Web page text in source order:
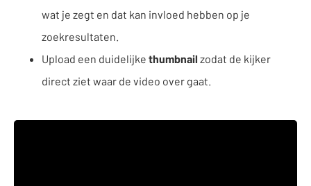
wat je zegt en dat kan invloed hebben op je
zoekresultaten.
Upload een duidelijke thumbnail zodat de kijker
direct ziet waar de video over gaat.